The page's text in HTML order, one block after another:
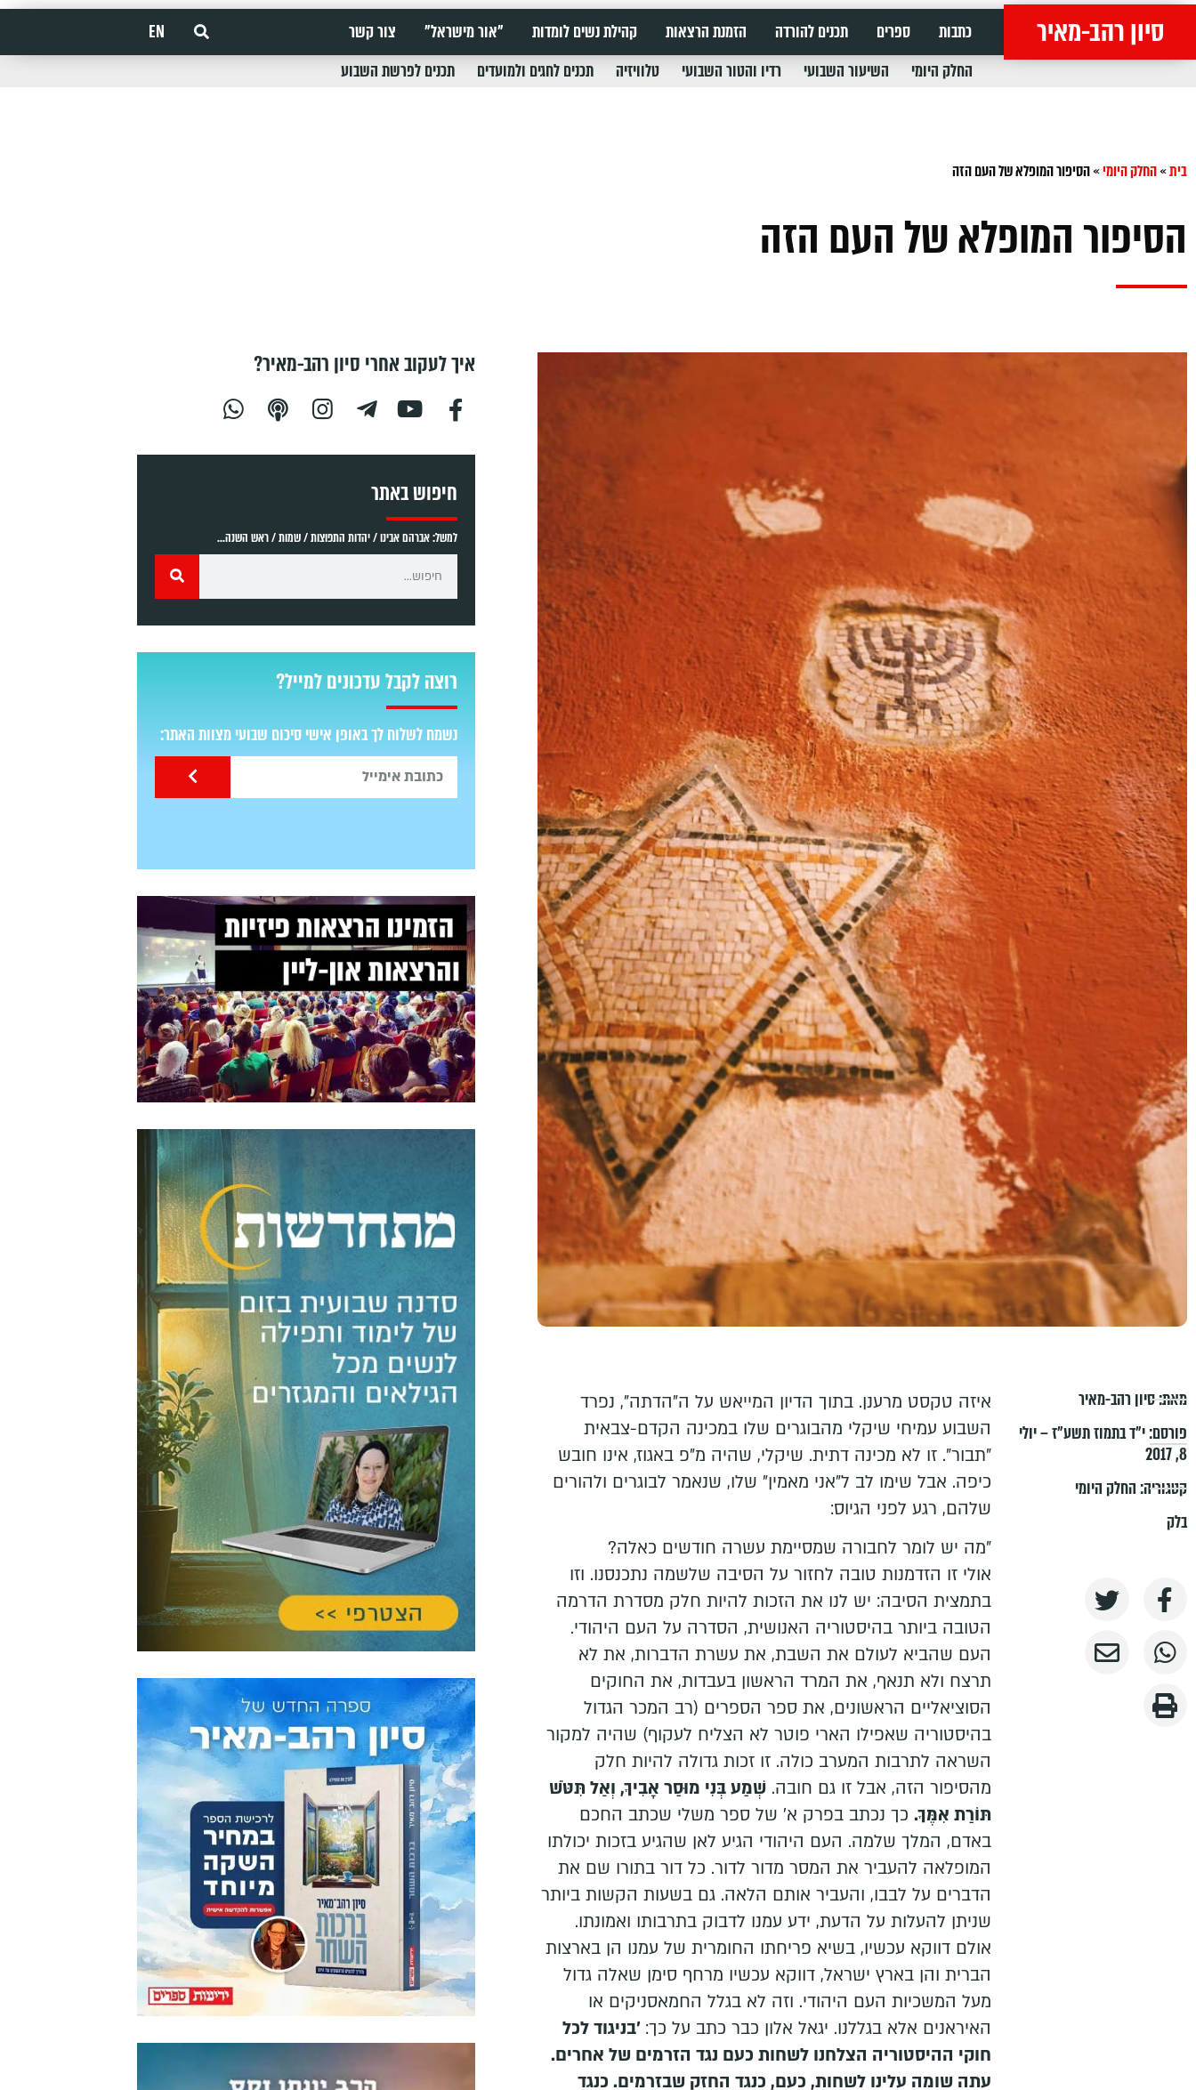
סיון רהב-מאיר כתבות ספרים תכנים להורדה הזמנת הרצאות קהילת נשים לומדות "אור מישראל" צור קשר
EN
החלק היומי
השיעור השבועי רדיו והטור השבועי טלוויזיה תכנים לחגים ולמועדים תכנים לפרשת השבוע
בית»החלק היומי»הסיפור המופלא של העם הזה
הסיפור המופלא של העם הזה
מאת:סיון רהב-מאיר
פורסם:י״ד בתמוז תשע״ז – יולי
8, 2017
קטגוריה:החלק היומי
בלק
איזה טקסט מרענן. בתוך הדיון המייאש על ה"הדתה", נפרד
השבוע עמיחי שיקלי מהבוגרים שלו במכינה הקדם-צבאית
"תבור". זו לא מכינה דתית. שיקלי, שהיה מ"פ באגוז, אינו חובש
כיפה. אבל שימו לב ל"אני מאמין" שלו, שנאמר לבוגרים ולהורים
שלהם, רגע לפני הגיוס:
"מה יש לומר לחבורה שמסיימת עשרה חודשים כאלה?
אולי זו הזדמנות טובה לחזור על הסיבה שלשמה נתכנסנו. וזו
בתמצית הסיבה: יש לנו את הזכות להיות חלק מסדרת הדרמה
הטובה ביותר בהיסטוריה האנושית, הסדרה על העם היהודי.
העם שהביא לעולם את השבת, את עשרת הדברות, את לא
תרצח ולא תנאף, את המרד הראשון בעבדות, את החוקים
הסוציאליים הראשונים, את ספר הספרים (רב המכר הגדול
בהיסטוריה שאפילו הארי פוטר לא הצליח לעקוף) שהיה למקור
השראה לתרבות המערב כולה. זו זכות גדולה להיות חלק
מהסיפור הזה, אבל זו גם חובה. שְׁמַע בְּנִי מוּסַר אָבִיךָ, וְאַל תִּטֹּשׁ
תּוֹרַת אִמֶּךָ.כך נכתב בפרק א' של ספר משלי שכתב החכם
באדם, המלך שלמה. העם היהודי הגיע לאן שהגיע בזכות יכולתו
המופלאה להעביר את המסר מדור לדור. כל דור בתורו שם את
הדברים על לבבו, והעביר אותם הלאה. גם בשעות הקשות ביותר
שניתן להעלות על הדעת, ידע עמנו לדבוק בתרבותו ואמונתו.
אולם דווקא עכשיו, בשיא פריחתו החומרית של עמנו הן בארצות
הברית והן בארץ ישראל, דווקא עכשיו מרחף סימן שאלה גדול
מעל המשכיות העם היהודי. וזה לא בגלל החמאסניקים או
האיראנים אלא בגללנו. יגאל אלון כבר כתב על כך: 'בניגוד לכל
חוקי ההיסטוריה הצלחנו לשחות כעם נגד הזרמים של אחרים.
עתה שומה עלינו לשחות, כעם, כנגד החזק שבזרמים. כנגד
איך לעקוב אחרי סיון רהב-מאיר?
חיפוש באתר
למשל: אברהם אבינו / יהדות התפוצות / שמות / ראש השנה...
רוצה לקבל עדכונים למייל?
נשמח לשלוח לך באופן אישי סיכום שבועי מצוות האתר: